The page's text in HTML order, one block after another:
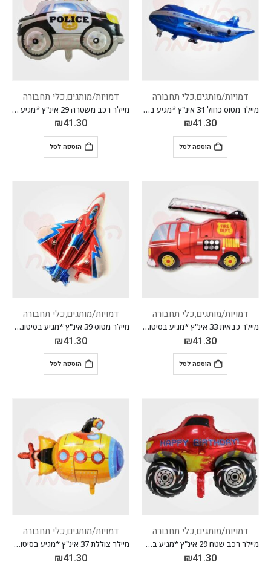
דמויות/מותגים, כלי תחבורה
מיילר מטוס כחול 31 אינ"ץ *מגיע בסיטונאות חבילה של 5 יח'*
₪41.30
הוספה לסל
דמויות/מותגים, כלי תחבורה
מיילר רכב משטרה 29 אינ"ץ *מגיע בסיטונאות חבילה של 5 יח'*
₪41.30
הוספה לסל
דמויות/מותגים, כלי תחבורה
מיילר כבאית 33 אינ"ץ *מגיע בסיטונאות חבילה של 5 יח'*
₪41.30
הוספה לסל
דמויות/מותגים, כלי תחבורה
מיילר מטוס 39 אינ"ץ *מגיע בסיטונאות חבילה של 5 יח'*
₪41.30
הוספה לסל
דמויות/מותגים, כלי תחבורה
מיילר רכב שטח 29 אינ"ץ *מגיע בסיטונאות חבילה של 5 יח'*
₪41.30
דמויות/מותגים, כלי תחבורה
מיילר צוללת 37 אינ"ץ *מגיע בסיטונאות חבילה של 5 יח'*
₪41.30